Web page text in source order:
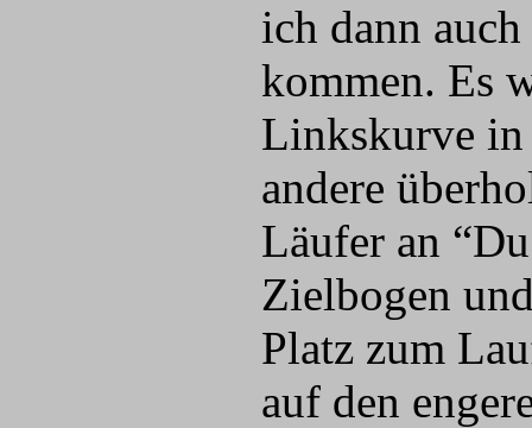
ich dann
kommen. Es
Linkskurve in
andere
Läufer an
Zielbogen
Platz zum
auf den